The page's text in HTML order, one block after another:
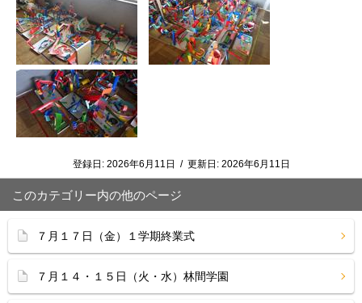
登録日: 2026年6月11日 / 更新日: 2026年6月11日
このカテゴリー内の他のページ
７月１７日（金）１学期終業式
７月１４・１５日（火・水）林間学園